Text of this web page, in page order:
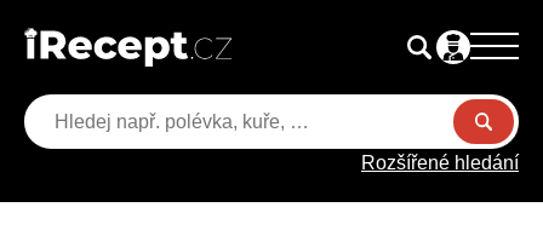
Rozšířené hledání